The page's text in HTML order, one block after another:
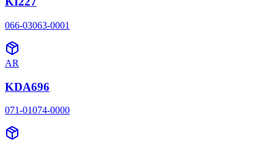
066-03063-0001
AR
KDA696
071-01074-0000